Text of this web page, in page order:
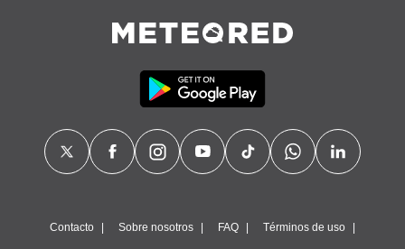
Contacto Sobre nosotros FAQ Términos de uso